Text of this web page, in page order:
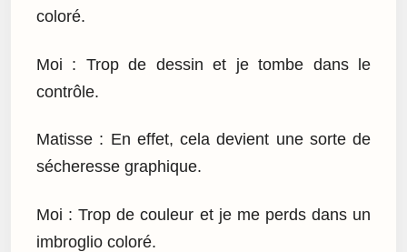
coloré.
Moi : Trop de dessin et je tombe dans le
contrôle.
Matisse : En effet, cela devient une sorte de
sécheresse graphique.
Moi : Trop de couleur et je me perds dans un
imbroglio coloré.